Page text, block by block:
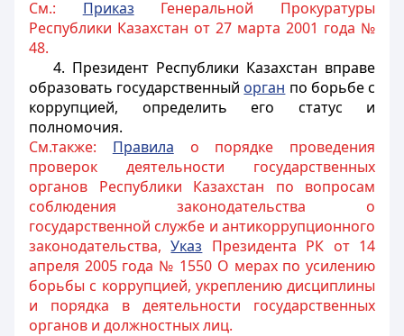
См.: Приказ Генеральной Прокуратуры
Республики Казахстан от 27 марта 2001 года №
48.
4. Президент Республики Казахстан вправе
образовать государственный орган по борьбе с
коррупцией, определить его статус и
полномочия.
См.также: Правила о порядке проведения
проверок деятельности государственных
органов Республики Казахстан по вопросам
соблюдения законодательства о
государственной службе и антикоррупционного
законодательства,Указ Президента РК от 14
апреля 2005 года № 1550 О мерах по усилению
борьбы с коррупцией, укреплению дисциплины
и порядка в деятельности государственных
органов и должностных лиц.